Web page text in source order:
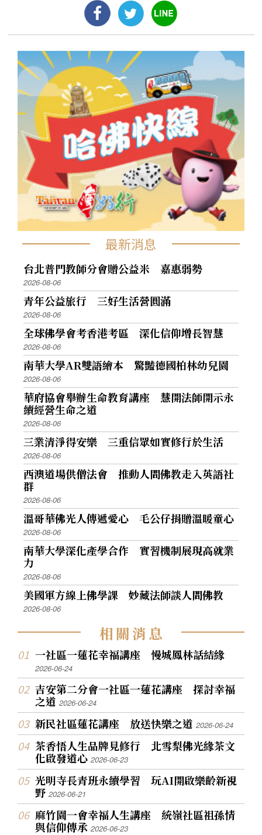
最新消息
台北普門教師分會贈公益米 嘉惠弱勢
2026-08-06
青年公益旅行 三好生活營圓滿
2026-08-06
全球佛學會考香港考區 深化信仰增長智慧
2026-08-06
南華大學AR雙語繪本 驚豔德國柏林幼兒園
2026-08-06
華府協會舉辦生命教育講座 慧開法師開示永
續經營生命之道
2026-08-06
三業清淨得安樂 三重信眾如實修行於生活
2026-08-06
西澳道場供僧法會 推動人間佛教走入英語社
群
2026-08-06
溫哥華佛光人傳遞愛心 毛公仔捐贈溫暖童心
2026-08-06
南華大學深化產學合作 實習機制展現高就業
力
2026-08-06
美國軍方線上佛學課 妙藏法師談人間佛教
2026-08-06
相關消息
一社區一蓮花幸福講座 慢城鳳林話結緣
2026-06-24
吉安第二分會一社區一蓮花講座 探討幸福
之道2026-06-24
新民社區蓮花講座 放送快樂之道2026-06-24
茶香悟人生品牌見修行 北雪梨佛光緣茶文
化啟發道心2026-06-23
光明寺長青班永續學習 玩AI開啟樂齡新視
野2026-06-21
麻竹園一會幸福人生講座 統嶺社區祖孫情
與信仰傳承2026-06-23